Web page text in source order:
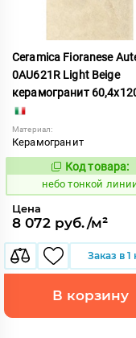
Ceramica Fioranese
0AU621R Light Beige
керамогранит
Материал:
Керамогранит
1122169
Код товара:
небо тонкой
Цена
8 072 руб./м²
Заказ в 1
В корзину